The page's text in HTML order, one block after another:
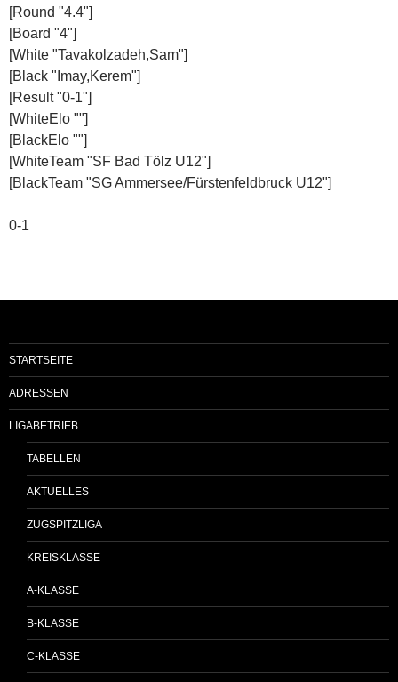
[Round "4.4"]
[Board "4"]
[White "Tavakolzadeh,Sam"]
[Black "Imay,Kerem"]
[Result "0-1"]
[WhiteElo ""]
[BlackElo ""]
[WhiteTeam "SF Bad Tölz U12"]
[BlackTeam "SG Ammersee/Fürstenfeldbruck U12"]
0-1
STARTSEITE
ADRESSEN
LIGABETRIEB
TABELLEN
AKTUELLES
ZUGSPITZLIGA
KREISKLASSE
A-KLASSE
B-KLASSE
C-KLASSE